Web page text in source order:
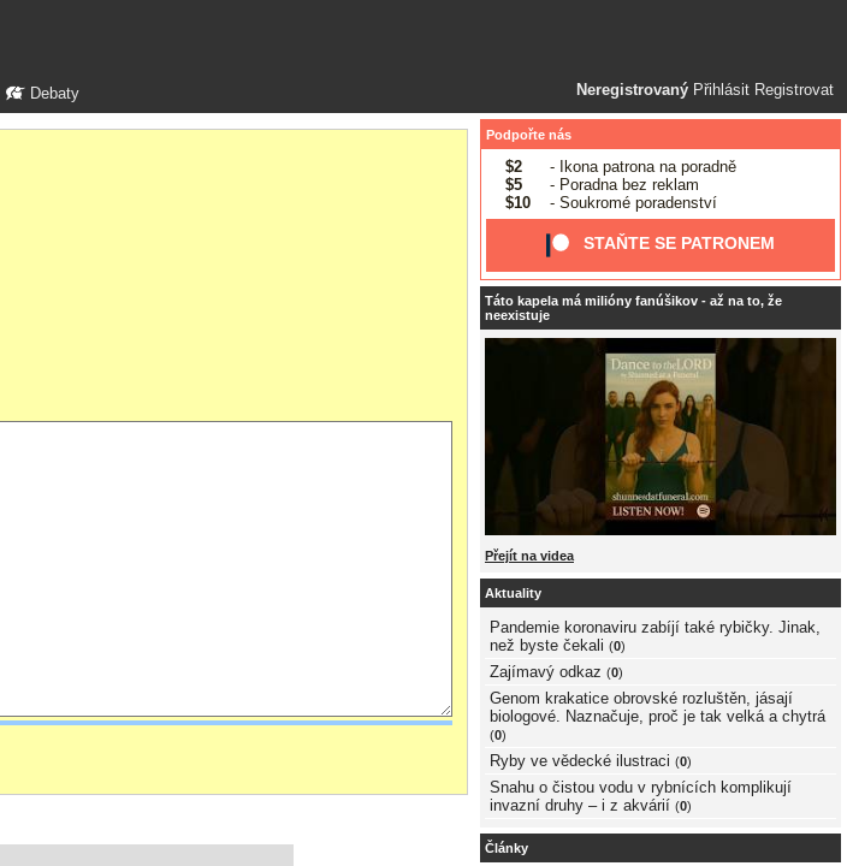
Neregistrovaný Přihlásit Registrovat
Debaty
Podpořte nás
$2
- Ikona patrona na poradně
$5
- Poradna bez reklam
$10
- Soukromé poradenství
STAŇTE SE PATRONEM
Táto kapela má milióny fanúšikov - až na to, že
neexistuje
Přejít na videa
Aktuality
Pandemie koronaviru zabíjí také rybičky. Jinak,
než byste čekali (0)
Zajímavý odkaz (0)
Genom krakatice obrovské rozluštěn, jásají
biologové. Naznačuje, proč je tak velká a chytrá
(0)
Ryby ve vědecké ilustraci (0)
Snahu o čistou vodu v rybnících komplikují
invazní druhy – i z akvárií (0)
Články